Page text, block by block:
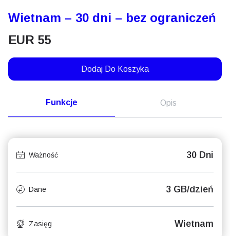
Wietnam – 30 dni – bez ograniczeń
EUR 55
Dodaj Do Koszyka
Funkcje Opis
Ważność 30 Dni
Dane 3 GB/dzień
Zasięg Wietnam